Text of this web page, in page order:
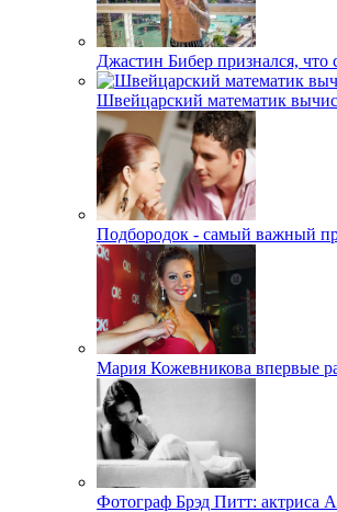
Джастин Бибер признался,
Швейцарский математик
Подбородок - самый важный
Мария Кожевникова впервые
Фотограф Брэд Питт: актриса